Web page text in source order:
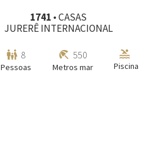
1741 • CASAS
JURERÊ INTERNACIONAL
family_restroom 8
Pessoas
beach_access 550
Metros mar
pool
Piscina